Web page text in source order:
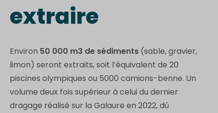
extraire
Environ 50 000 m3 de sédiments (sable, gravier,
limon) seront extraits, soit l’équivalent de 20
piscines olympiques ou 5000 camions-benne. Un
volume deux fois supérieur à celui du dernier
dragage réalisé sur la Galaure en 2022, dû